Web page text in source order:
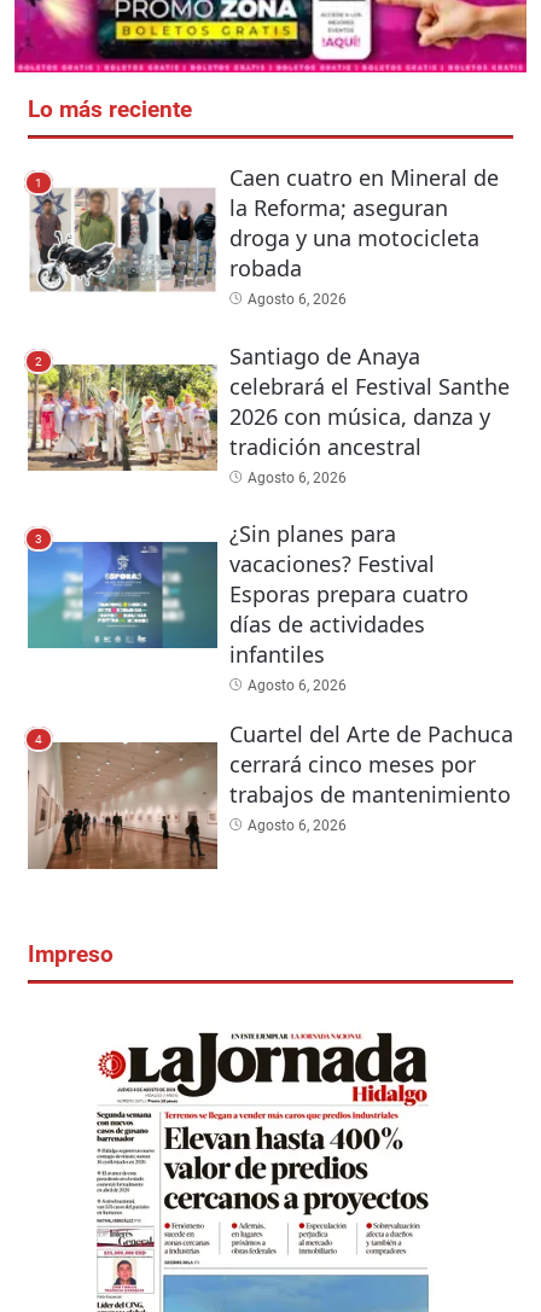
Lo más reciente
1
Caen cuatro en Mineral de
la Reforma; aseguran
droga y una motocicleta
robada
Agosto 6, 2026
2
Santiago de Anaya
celebrará el Festival Santhe
2026 con música, danza y
tradición ancestral
Agosto 6, 2026
3
¿Sin planes para
vacaciones? Festival
Esporas prepara cuatro
días de actividades
infantiles
Agosto 6, 2026
4
Cuartel del Arte de Pachuca
cerrará cinco meses por
trabajos de mantenimiento
Agosto 6, 2026
Impreso